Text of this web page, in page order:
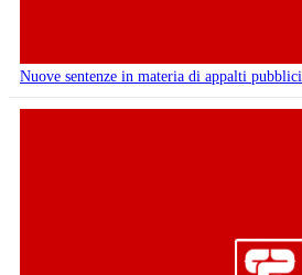
Nuove sentenze in materia di appalti pubblici